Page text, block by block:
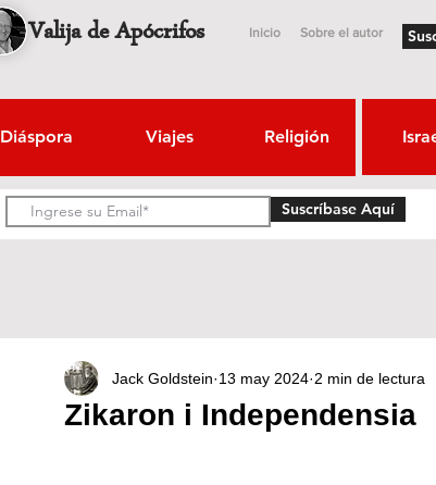
Valija de Apócrifos Inicio Sobre el autor
Diáspora Viajes Religión
Suscríbase Aquí
Zikaron i Independensia
Jack Goldstein 13 may 2024 2 min de lectura